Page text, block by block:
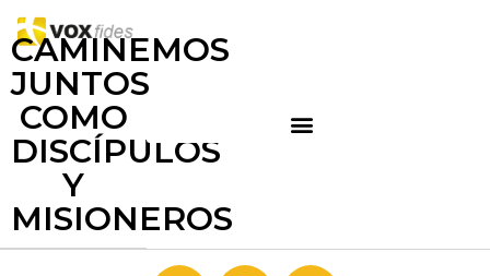
CAMINEMOS
JUNTOS
COMO
DISCÍPULOS
Y
MISIONEROS